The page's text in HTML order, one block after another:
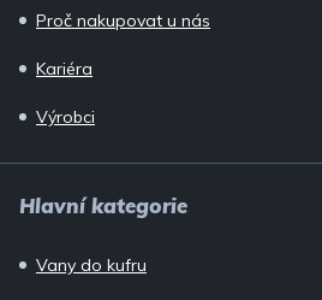
Proč nakupovat u nás
Kariéra
Výrobci
Hlavní kategorie
Vany do kufru